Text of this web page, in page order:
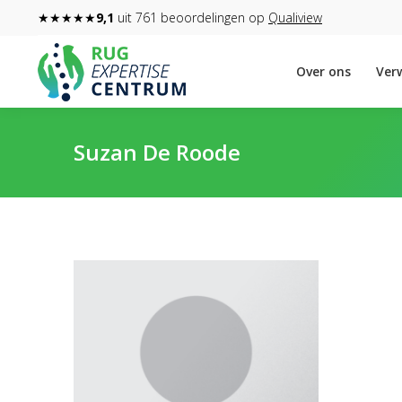
★★★★★9,1 uit 761 beoordelingen op Qualiview
Over ons
Suzan De Roode